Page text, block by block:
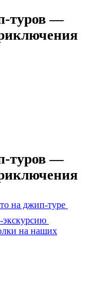
туров —
туров —
на джип-туре
экскурсию
на наших